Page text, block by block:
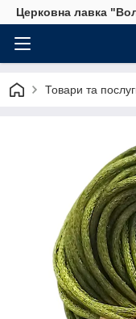
Церковна лавка
Товари та